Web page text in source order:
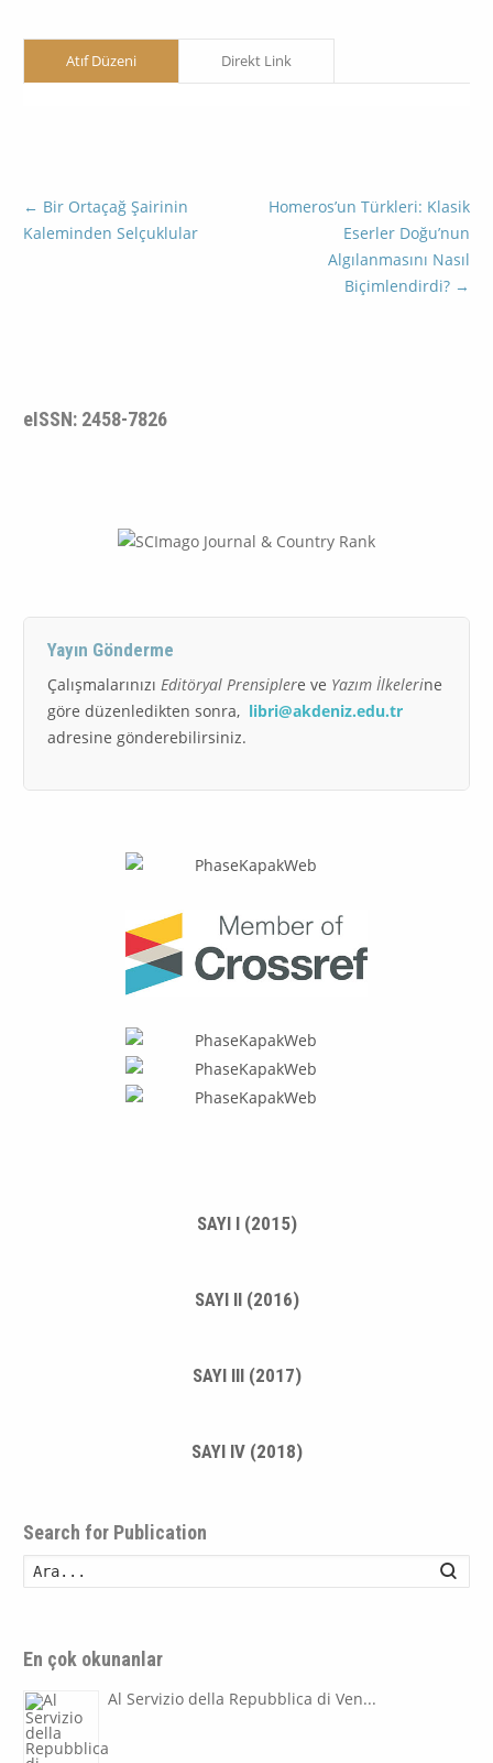
Atıf Düzeni Direkt Link
← Bir Ortaçağ Şairinin
Kaleminden Selçuklular
Homeros’un Türkleri: Klasik
Eserler Doğu’nun
Algılanmasını Nasıl
Biçimlendirdi? →
eISSN: 2458-7826
Yayın Gönderme
Çalışmalarınızı Editöryal Prensiplere ve Yazım İlkelerine
göre düzenledikten sonra, libri@akdeniz.edu.tr
adresine gönderebilirsiniz.
SAYI I (2015)
SAYI II (2016)
SAYI III (2017)
SAYI IV (2018)
Search for Publication
En çok okunanlar
Al Servizio della Repubblica di Ven...